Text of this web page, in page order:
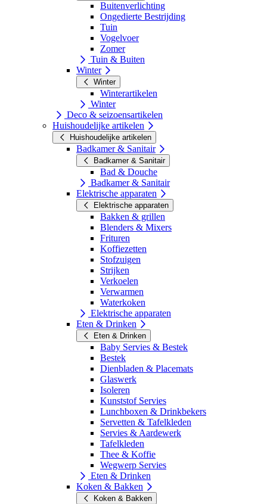
Buitenverlichting
Ongedierte Bestrijding
Tuin
Vogelvoer
Zomer
Tuin & Buiten
Winter
Winter
Winterartikelen
Winter
Deco & seizoensartikelen
Huishoudelijke artikelen
Huishoudelijke artikelen
Badkamer & Sanitair
Badkamer & Sanitair
Bad & Douche
Badkamer & Sanitair
Elektrische apparaten
Elektrische apparaten
Bakken & grillen
Blenders & Mixers
Frituren
Koffiezetten
Stofzuigen
Strijken
Verkoelen
Verwarmen
Waterkoken
Elektrische apparaten
Eten & Drinken
Eten & Drinken
Baby Servies & Bestek
Bestek
Dienbladen & Placemats
Glaswerk
Isoleren
Kunststof Servies
Lunchboxen & Drinkbekers
Servetten & Tafelkleden
Servies & Aardewerk
Tafelkleden
Thee & Koffie
Wegwerp Servies
Eten & Drinken
Koken & Bakken
Koken & Bakken